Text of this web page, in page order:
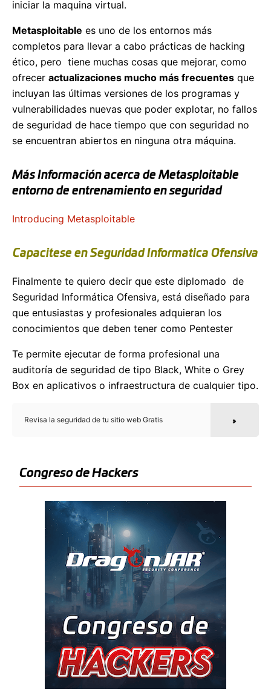
iniciar la maquina virtual.
Metasploitable es uno de los entornos más
completos para llevar a cabo prácticas de hacking
ético, pero tiene muchas cosas que mejorar, como
ofrecer actualizaciones mucho más frecuentes que
incluyan las últimas versiones de los programas y
vulnerabilidades nuevas que poder explotar, no fallos
de seguridad de hace tiempo que con seguridad no
se encuentran abiertos en ninguna otra máquina.
Más Información acerca de Metasploitable
entorno de entrenamiento en seguridad
Introducing Metasploitable
Capacitese en Seguridad Informatica Ofensiva
Finalmente te quiero decir que este diplomado de
Seguridad Informática Ofensiva, está diseñado para
que entusiastas y profesionales adquieran los
conocimientos que deben tener como Pentester
Te permite ejecutar de forma profesional una
auditoría de seguridad de tipo Black, White o Grey
Box en aplicativos o infraestructura de cualquier tipo.
Revisa la seguridad de tu sitio web Gratis
Congreso de Hackers